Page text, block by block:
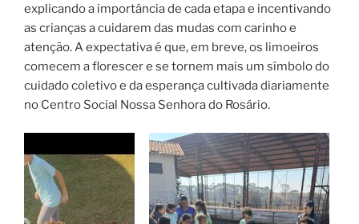
explicando a importância de cada etapa e incentivando
as crianças a cuidarem das mudas com carinho e
atenção. A expectativa é que, em breve, os limoeiros
comecem a florescer e se tornem mais um símbolo do
cuidado coletivo e da esperança cultivada diariamente
no Centro Social Nossa Senhora do Rosário.